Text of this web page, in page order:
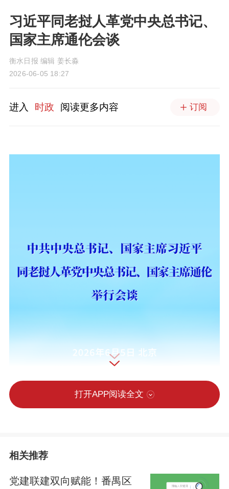
习近平同老挝人革党中央总书记、
国家主席通伦会谈
衡水日报 编辑 姜长淼
2026-06-05 18:27
进入 时政 阅读更多内容 订阅
打开APP阅读全文
相关推荐
党建联建双向赋能！番禺区